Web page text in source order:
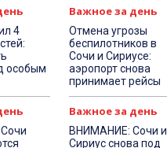
4
особым
Важное за день
Отмена угрозы
беспилотников в
Сочи и Сириусе:
аэропорт снова
принимает рейсы
Важное за день
ВНИМАНИЕ: Сочи и
Сириус снова под